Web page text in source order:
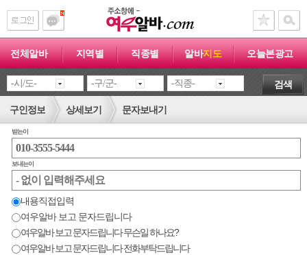
전체알바 지역별 직종별 알바지도 오늘본광고
검색
구인정보 상세보기 문자보내기
받는이
보내는이
내용직접입력
여우알바 보고 문자드립니다
여우알바 보고 문자드립니다 무슨일 하나요?
여우알바 보고 문자드립니다 전화부탁드립니다